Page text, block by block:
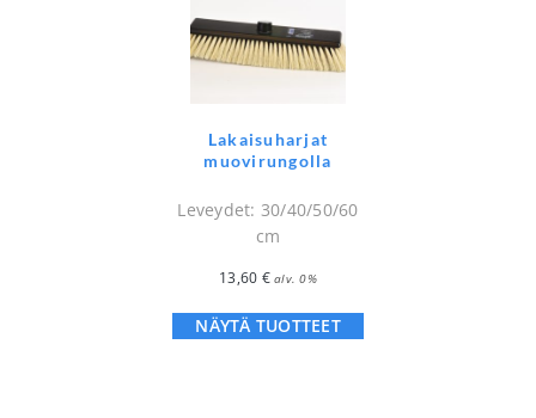
Lakaisuharjat
muovirungolla
Leveydet: 30/40/50/60
cm
13,60 € alv. 0%
NÄYTÄ TUOTTEET